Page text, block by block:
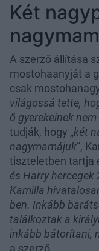
Két
A szerző állítása
mostohaanyját a
csak
világossá tette,
ő gyerekeinek
tudják, hogy „két
nagymamájuk”,
tiszteletben tartja
és Harry
Kamilla
ben. Inkább
találkoztak a
inkább bátorítani,
a szerző.